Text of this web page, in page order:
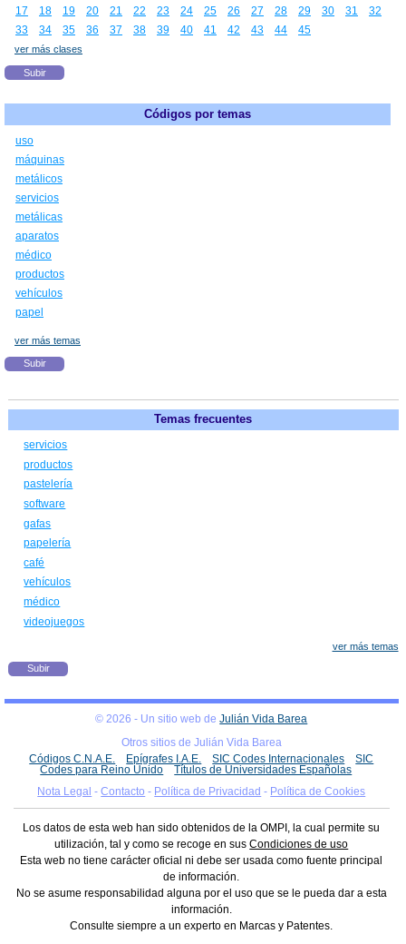
17
18 19 20 21 22 23 24 25 26 27 28 29 30 31
32
33
34 35 36 37 38 39 40 41 42 43 44 45
ver más clases
Subir
Códigos por temas
uso
máquinas
metálicos
servicios
metálicas
aparatos
médico
productos
vehículos
papel
ver más temas
Subir
Temas frecuentes
servicios
productos
pastelería
software
gafas
papelería
café
vehículos
médico
videojuegos
ver más temas
Subir
© 2026 - Un sitio web deJulián Vida Barea
Otros sitios de Julián Vida Barea
Códigos C.N.A.E.
Epígrafes I.A.E. SIC Codes Internacionales
SIC
Codes para Reino Unido
Títulos de Universidades Españolas
Nota Legal -Contacto - Política de Privacidad - Política de Cookies
Los datos de esta web han sido obtenidos de la OMPI, la cual permite su
utilización, tal y como se recoge en susCondiciones de uso
Esta web no tiene carácter oficial ni debe ser usada como fuente principal
de información.
No se asume responsabilidad alguna por el uso que se le pueda dar a esta
información.
Consulte siempre a un experto en Marcas y Patentes.